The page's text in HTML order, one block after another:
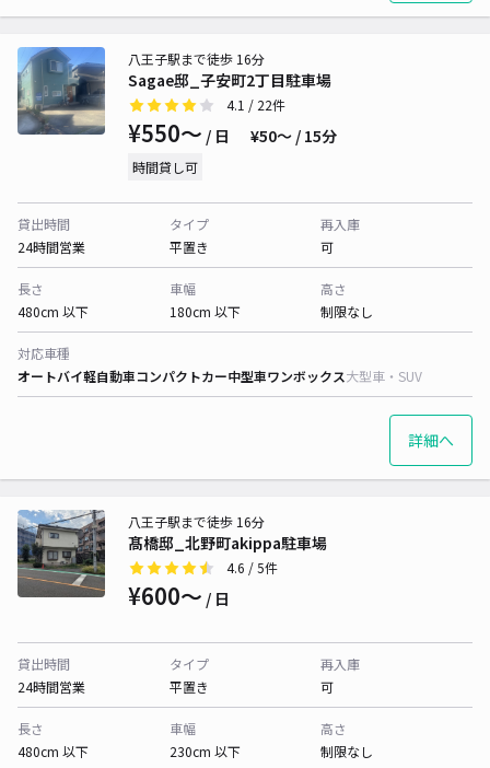
Sagae邸_子安町2丁目駐車場
八王子駅まで徒歩 16分
4.1 / 22件
¥550〜 / 日 ¥50〜 / 15分
時間貸し可
貸出時間
24時間営業
タイプ
平置き
再入庫
可
長さ
480cm 以下
車幅
180cm 以下
高さ
制限なし
対応車種
オートバイ軽自動車コンパクトカー中型車ワンボックス大型車・SUV
詳細へ
髙橋邸_北野町akippa駐車場
八王子駅まで徒歩 16分
4.6 / 5件
¥600〜 / 日
貸出時間
24時間営業
タイプ
平置き
再入庫
可
長さ
480cm 以下
車幅
230cm 以下
高さ
制限なし